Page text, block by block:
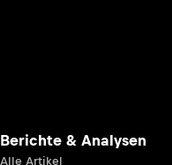
Berichte & Analysen
Alle Artikel